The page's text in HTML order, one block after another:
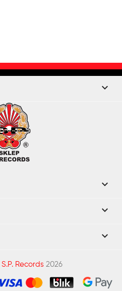
keyboard_arrow_down



S.P. Records2026